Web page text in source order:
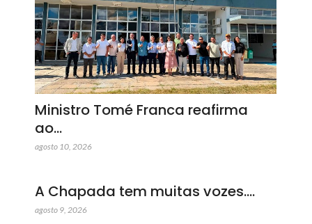
Ministro Tomé Franca reafirma
ao…
agosto 10, 2026
A Chapada tem muitas vozes.…
agosto 9, 2026